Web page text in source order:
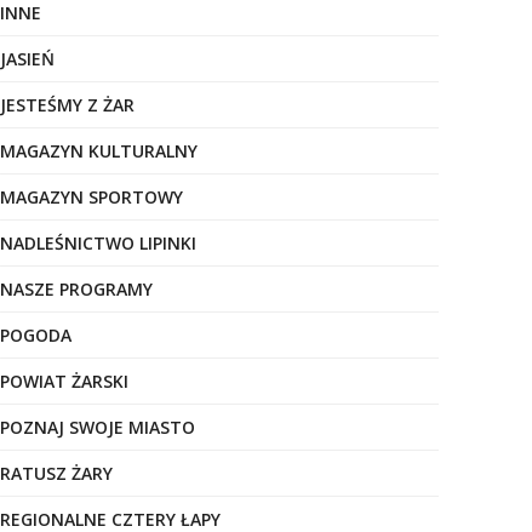
INNE
JASIEŃ
JESTEŚMY Z ŻAR
MAGAZYN KULTURALNY
MAGAZYN SPORTOWY
NADLEŚNICTWO LIPINKI
NASZE PROGRAMY
POGODA
POWIAT ŻARSKI
POZNAJ SWOJE MIASTO
RATUSZ ŻARY
REGIONALNE CZTERY ŁAPY